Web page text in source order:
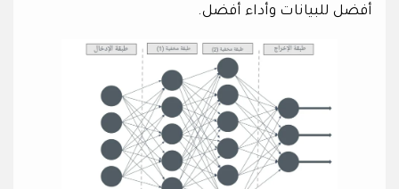
أفضل للبيانات وأداء أفضل.